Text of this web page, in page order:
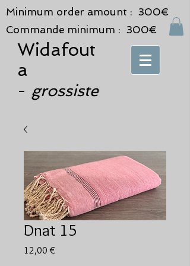
Minimum order amount : 300€
Commande minimum : 300€
Widafout
a
- grossiste
Dnat 15
12,00 €